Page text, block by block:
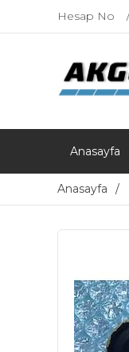
Hesap No
Anasayfa
Anasayfa